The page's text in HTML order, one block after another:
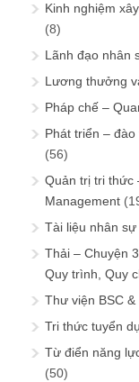
Kinh nghiệm
(8)
Lãnh đạo nhân
Lương thưởng
Pháp chế –
Phát triển –
(56)
Quản trị tri thức
Management
Tài liệu nhân sự
Thải – Chuyện
Quy trình, Quy
Thư viện BSC &
Tri thức tuyển
Từ điển năng
(50)